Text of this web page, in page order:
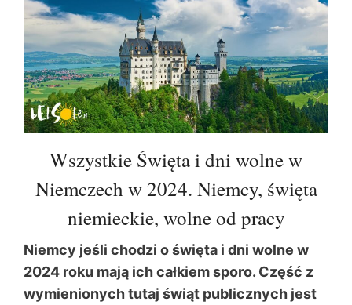
Wszystkie Święta i dni wolne w
Niemczech w 2024. Niemcy, święta
niemieckie, wolne od pracy
Niemcy jeśli chodzi o święta i dni wolne w
2024 roku mają ich całkiem sporo. Część z
wymienionych tutaj świąt publicznych jest